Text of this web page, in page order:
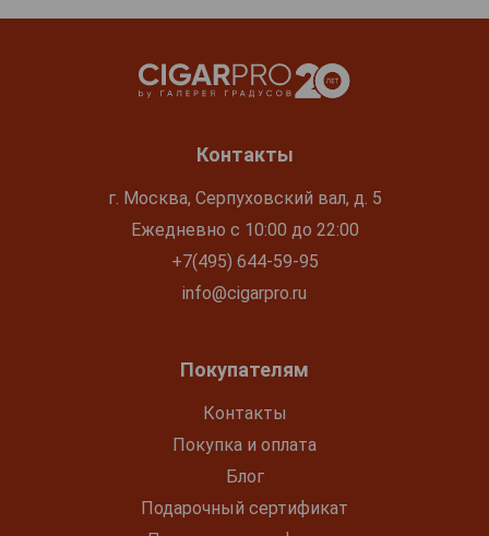
Контакты
г. Москва, Серпуховский вал, д. 5
Ежедневно с 10:00 до 22:00
+7(495) 644-59-95
info@cigarpro.ru
Покупателям
Контакты
Покупка и оплата
Блог
Подарочный сертификат